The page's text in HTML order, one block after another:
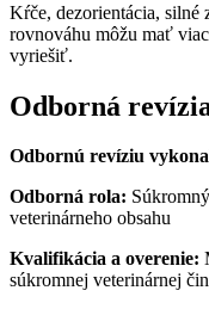
Kŕče, dezorientácia,
rovnováhu môžu mať
vyriešiť.
Odborná
Odbornú revíziu
Odborná rola:
veterinárneho obsahu
Kvalifikácia a overenie:
súkromnej veterinárnej